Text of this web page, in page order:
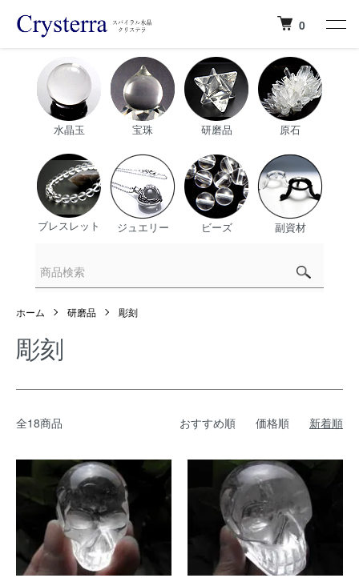
0
水晶玉 宝珠 研磨品 原石
ブレスレット ジュエリー ビーズ 副資材
ホーム 研磨品 彫刻
彫刻
全18商品 おすすめ順 価格順 新着順